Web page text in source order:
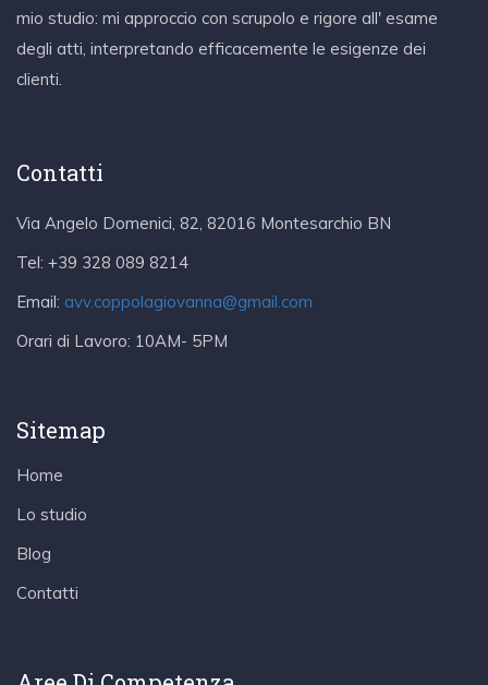
mio studio: mi approccio con scrupolo e rigore all' esame
degli atti, interpretando efficacemente le esigenze dei
clienti.
Contatti
Via Angelo Domenici, 82, 82016 Montesarchio BN
Tel: +39 328 089 8214
Email: avv.coppolagiovanna@gmail.com
Orari di Lavoro: 10AM- 5PM
Sitemap
Home
Lo studio
Blog
Contatti